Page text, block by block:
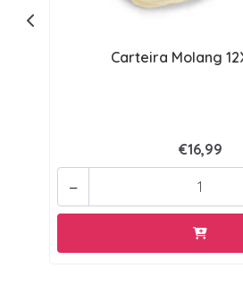
Carteira Molang
€16,99
-